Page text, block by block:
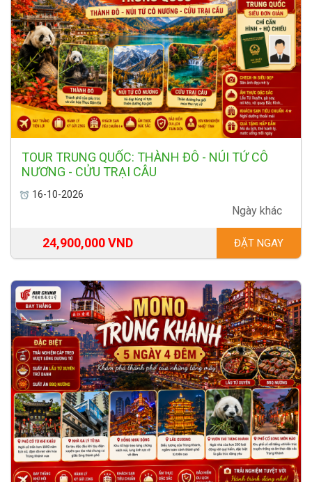
TOUR TRUNG QUỐC: THÀNH ĐÔ - NÚI TỨ CÔ
NƯƠNG - CỬU TRẠI CÂU
16-10-2026
Ngày khác
24,900,000 VND ĐẶT NGAY